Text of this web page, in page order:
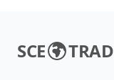
SCE